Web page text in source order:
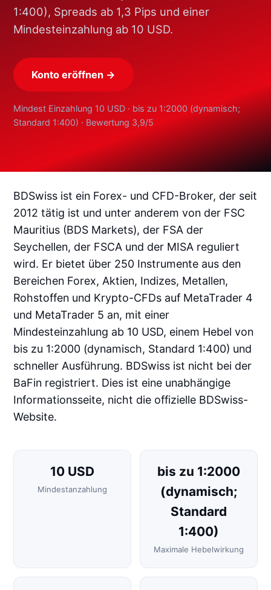
1:400), Spreads ab 1,3 Pips und einer
Mindesteinzahlung ab 10 USD.
Konto eröffnen →
Mindest Einzahlung 10 USD · bis zu 1:2000 (dynamisch;
Standard 1:400) · Bewertung 3,9/5
BDSwiss ist ein Forex- und CFD-Broker, der seit
2012 tätig ist und unter anderem von der FSC
Mauritius (BDS Markets), der FSA der
Seychellen, der FSCA und der MISA reguliert
wird. Er bietet über 250 Instrumente aus den
Bereichen Forex, Aktien, Indizes, Metallen,
Rohstoffen und Krypto-CFDs auf MetaTrader 4
und MetaTrader 5 an, mit einer
Mindesteinzahlung ab 10 USD, einem Hebel von
bis zu 1:2000 (dynamisch, Standard 1:400) und
schneller Ausführung. BDSwiss ist nicht bei der
BaFin registriert. Dies ist eine unabhängige
Informationsseite, nicht die offizielle BDSwiss-
Website.
10 USD
Mindestanzahlung
bis zu 1:2000
(dynamisch;
Standard
1:400)
Maximale Hebelwirkung